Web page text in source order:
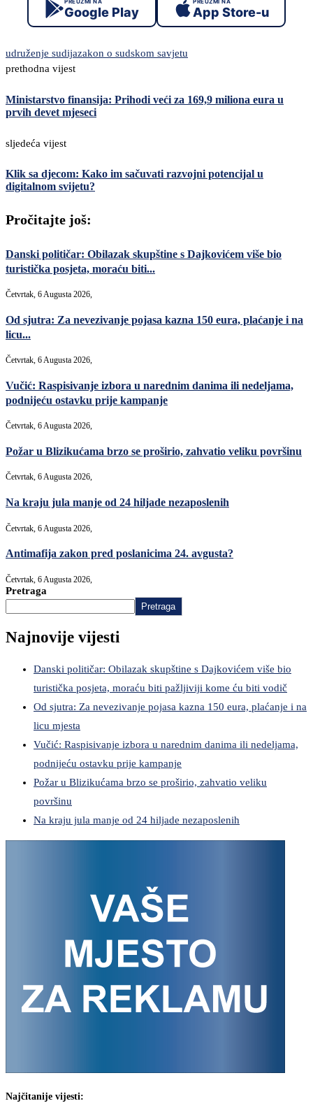
Google Play App Store-u
udruženje sudijazakon o sudskom savjetu
prethodna vijest
Ministarstvo finansija: Prihodi veći za 169,9 miliona eura u
prvih devet mjeseci
sljedeća vijest
Klik sa djecom: Kako im sačuvati razvojni potencijal u
digitalnom svijetu?
Pročitajte još:
Danski političar: Obilazak skupštine s Dajkovićem više bio
turistička posjeta, moraću biti...
Četvrtak, 6 Augusta 2026,
Od sjutra: Za nevezivanje pojasa kazna 150 eura, plaćanje i na
licu...
Četvrtak, 6 Augusta 2026,
Vučić: Raspisivanje izbora u narednim danima ili nedeljama,
podnijeću ostavku prije kampanje
Četvrtak, 6 Augusta 2026,
Požar u Blizikućama brzo se proširio, zahvatio veliku površinu
Četvrtak, 6 Augusta 2026,
Na kraju jula manje od 24 hiljade nezaposlenih
Četvrtak, 6 Augusta 2026,
Antimafija zakon pred poslanicima 24. avgusta?
Četvrtak, 6 Augusta 2026,
Pretraga
Pretraga
Najnovije vijesti
Danski političar: Obilazak skupštine s Dajkovićem više bio
turistička posjeta, moraću biti pažljiviji kome ću biti vodič
Od sjutra: Za nevezivanje pojasa kazna 150 eura, plaćanje i na
licu mjesta
Vučić: Raspisivanje izbora u narednim danima ili nedeljama,
podnijeću ostavku prije kampanje
Požar u Blizikućama brzo se proširio, zahvatio veliku
površinu
Na kraju jula manje od 24 hiljade nezaposlenih
Najčitanije vijesti: